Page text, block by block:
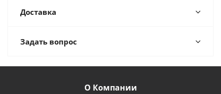
Доставка
Задать вопрос
О Компании